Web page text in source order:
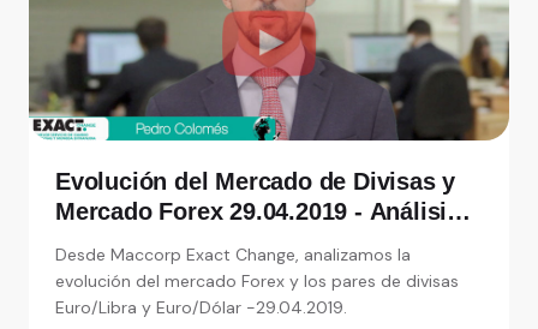
Evolución del Mercado de Divisas y
Mercado Forex 29.04.2019 - Análisis
de moneda
Desde Maccorp Exact Change, analizamos la
evolución del mercado Forex y los pares de divisas
Euro/Libra y Euro/Dólar -29.04.2019.